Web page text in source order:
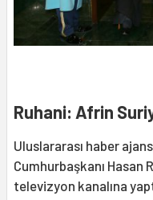
Ruhani: Afrin
Uluslararası haber
Cumhurbaşkanı Hasan
televizyon kanalına